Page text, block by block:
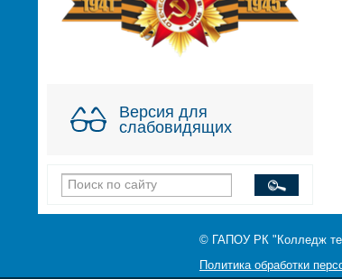
Версия для
слабовидящих
© ГАПОУ РК "Колледж
Политика обработки